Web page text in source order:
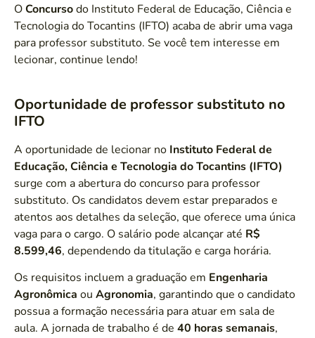
OConcursodo Instituto Federal de Educação, Ciência e
Tecnologia do Tocantins (IFTO) acaba de abrir uma vaga
para professor substituto. Se você tem interesse em
lecionar, continue lendo!
Oportunidade de professor substituto no
IFTO
A oportunidade de lecionar no Instituto Federal de
Educação, Ciência e Tecnologia do Tocantins (IFTO)
surge com a abertura do concurso para professor
substituto. Os candidatos devem estar preparados e
atentos aos detalhes da seleção, que oferece uma única
vaga para o cargo. O salário pode alcançar até R$
8.599,46, dependendo da titulação e carga horária.
Os requisitos incluem a graduação em Engenharia
Agronômica ou Agronomia, garantindo que o candidato
possua a formação necessária para atuar em sala de
aula. A jornada de trabalho é de 40 horas semanais,